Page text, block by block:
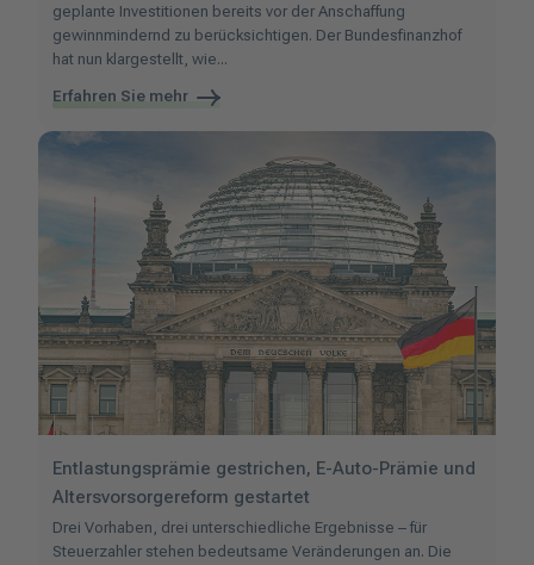
geplante Investitionen bereits vor der Anschaffung
gewinnmindernd zu berücksichtigen. Der Bundesfinanzhof
hat nun klargestellt, wie...
Erfahren Sie mehr
Entlastungsprämie gestrichen, E-Auto-Prämie und
Altersvorsorgereform gestartet
Drei Vorhaben, drei unterschiedliche Ergebnisse – für
Steuerzahler stehen bedeutsame Veränderungen an. Die